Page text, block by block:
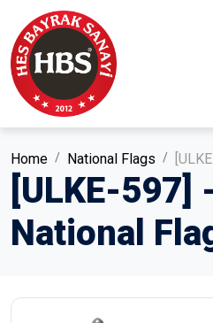
Home National Flags
[ULKE-597]
National